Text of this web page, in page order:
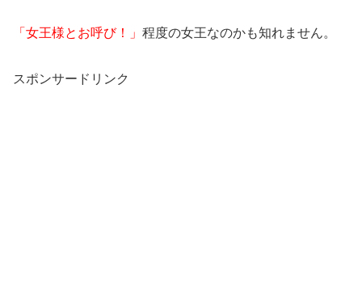
「女王様とお呼び！」 程度の女王なのかも知れません。
スポンサードリンク